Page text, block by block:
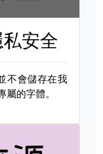
安全
不會儲存在我
屬的字體。